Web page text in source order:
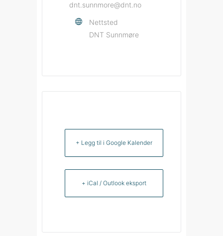
dnt.sunnmore@dnt.no
Nettsted
DNT Sunnmøre
+ Legg til i Google Kalender
+ iCal / Outlook eksport